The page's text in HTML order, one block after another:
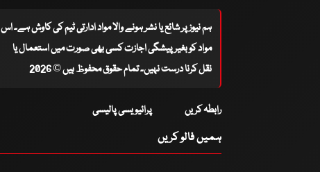
ہم نیوز پر شائع یا نشر ہونے والا مواد ادارتی ٹیم کی کاوش ہے۔ اس
مواد کو بغیر پیشگی اجازت کسی بھی صورت میں استعمال یا
نقل کرنا درست نہیں۔ تمام حقوق محفوظ ہیں © 2026
رابطہ کریں پرائیویسی پالیسی
ہمیں فالو کریں